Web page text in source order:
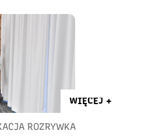
WIĘCEJ +
ROZRYWKA